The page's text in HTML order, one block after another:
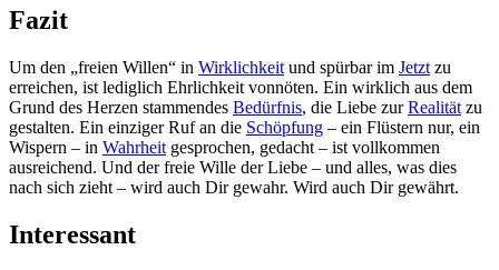
Fazit
Um den „freien Willen“ in Wirklichkeit und spürbar im Jetzt zu
erreichen, ist lediglich Ehrlichkeit vonnöten. Ein wirklich aus dem
Grund des Herzen stammendes Bedürfnis, die Liebe zurRealität zu
gestalten. Ein einziger Ruf an die Schöpfung – ein Flüstern nur, ein
Wispern – in Wahrheit gesprochen, gedacht – ist vollkommen
ausreichend. Und der freie Wille der Liebe – und alles, was dies
nach sich zieht – wird auch Dir gewahr. Wird auch Dir gewährt.
Interessant